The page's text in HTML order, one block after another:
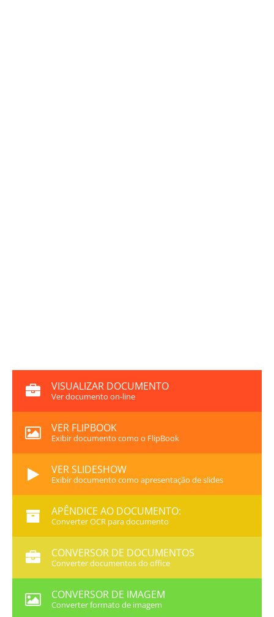
VISUALIZAR DOCUMENTO
Ver documento on-line
VER FLIPBOOK
Exibir documento como o FlipBook
VER SLIDESHOW
Exibir documento como apresentação de slides
APÊNDICE AO DOCUMENTO:
Converter OCR para documento
CONVERSOR DE DOCUMENTOS
Converter documentos do office
CONVERSOR DE IMAGEM
Converter formato de imagem